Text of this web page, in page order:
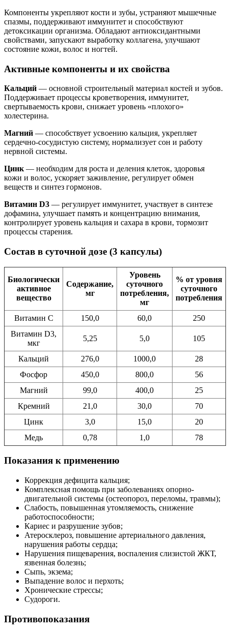
Компоненты укрепляют кости и зубы, устраняют мышечные
спазмы, поддерживают иммунитет и способствуют
детоксикации организма. Обладают антиоксидантными
свойствами, запускают выработку коллагена, улучшают
состояние кожи, волос и ногтей.
Активные компоненты и их свойства
Кальций — основной строительный материал костей и зубов.
Поддерживает процессы кроветворения, иммунитет,
свертываемость крови, снижает уровень «плохого»
холестерина.
Магний — способствует усвоению кальция, укрепляет
сердечно-сосудистую систему, нормализует сон и работу
нервной системы.
Цинк — необходим для роста и деления клеток, здоровья
кожи и волос, ускоряет заживление, регулирует обмен
веществ и синтез гормонов.
Витамин D3 — регулирует иммунитет, участвует в синтезе
дофамина, улучшает память и концентрацию внимания,
контролирует уровень кальция и сахара в крови, тормозит
процессы старения.
Состав в суточной дозе (3 капсулы)
Биологически
активное
вещество
Содержание,
мг
Уровень
суточного
потребления,
мг
% от уровня
суточного
потребления
Витамин С 150,0 60,0
250
Витамин D3,
мкг
5,25 5,0 105
Кальций 276,0 1000,0
28
Фосфор
450,0 800,0
56
Магний
99,0 400,0
25
Кремний
21,0 30,0
70
Цинк
3,0 15,0
20
Медь
0,78 1,0 78
Показания к применению
Коррекция дефицита кальция;
Комплексная помощь при заболеваниях опорно-
двигательной системы (остеопороз, переломы, травмы);
Слабость, повышенная утомляемость, снижение
работоспособности;
Кариес и разрушение зубов;
Атеросклероз, повышение артериального давления,
нарушения работы сердца;
Нарушения пищеварения, воспаления слизистой ЖКТ,
язвенная болезнь;
Сыпь, экзема;
Выпадение волос и перхоть;
Хронические стрессы;
Судороги.
Противопоказания